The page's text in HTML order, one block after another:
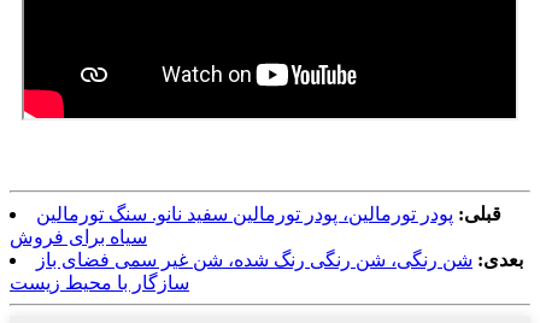
قبلی: پودر تورمالین، پودر تورمالین سفید نانو. سنگ تورمالین
سیاه برای فروش
بعدی: شن رنگی، شن رنگی رنگ شده، شن غیر سمی فضای باز
سازگار با محیط زیست